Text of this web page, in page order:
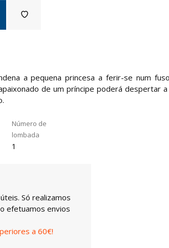
a pequena princesa a ferir-se num
de um príncipe poderá despertar a
Número de
lombada
1
Só realizamos
efetuamos envios
a 60€!